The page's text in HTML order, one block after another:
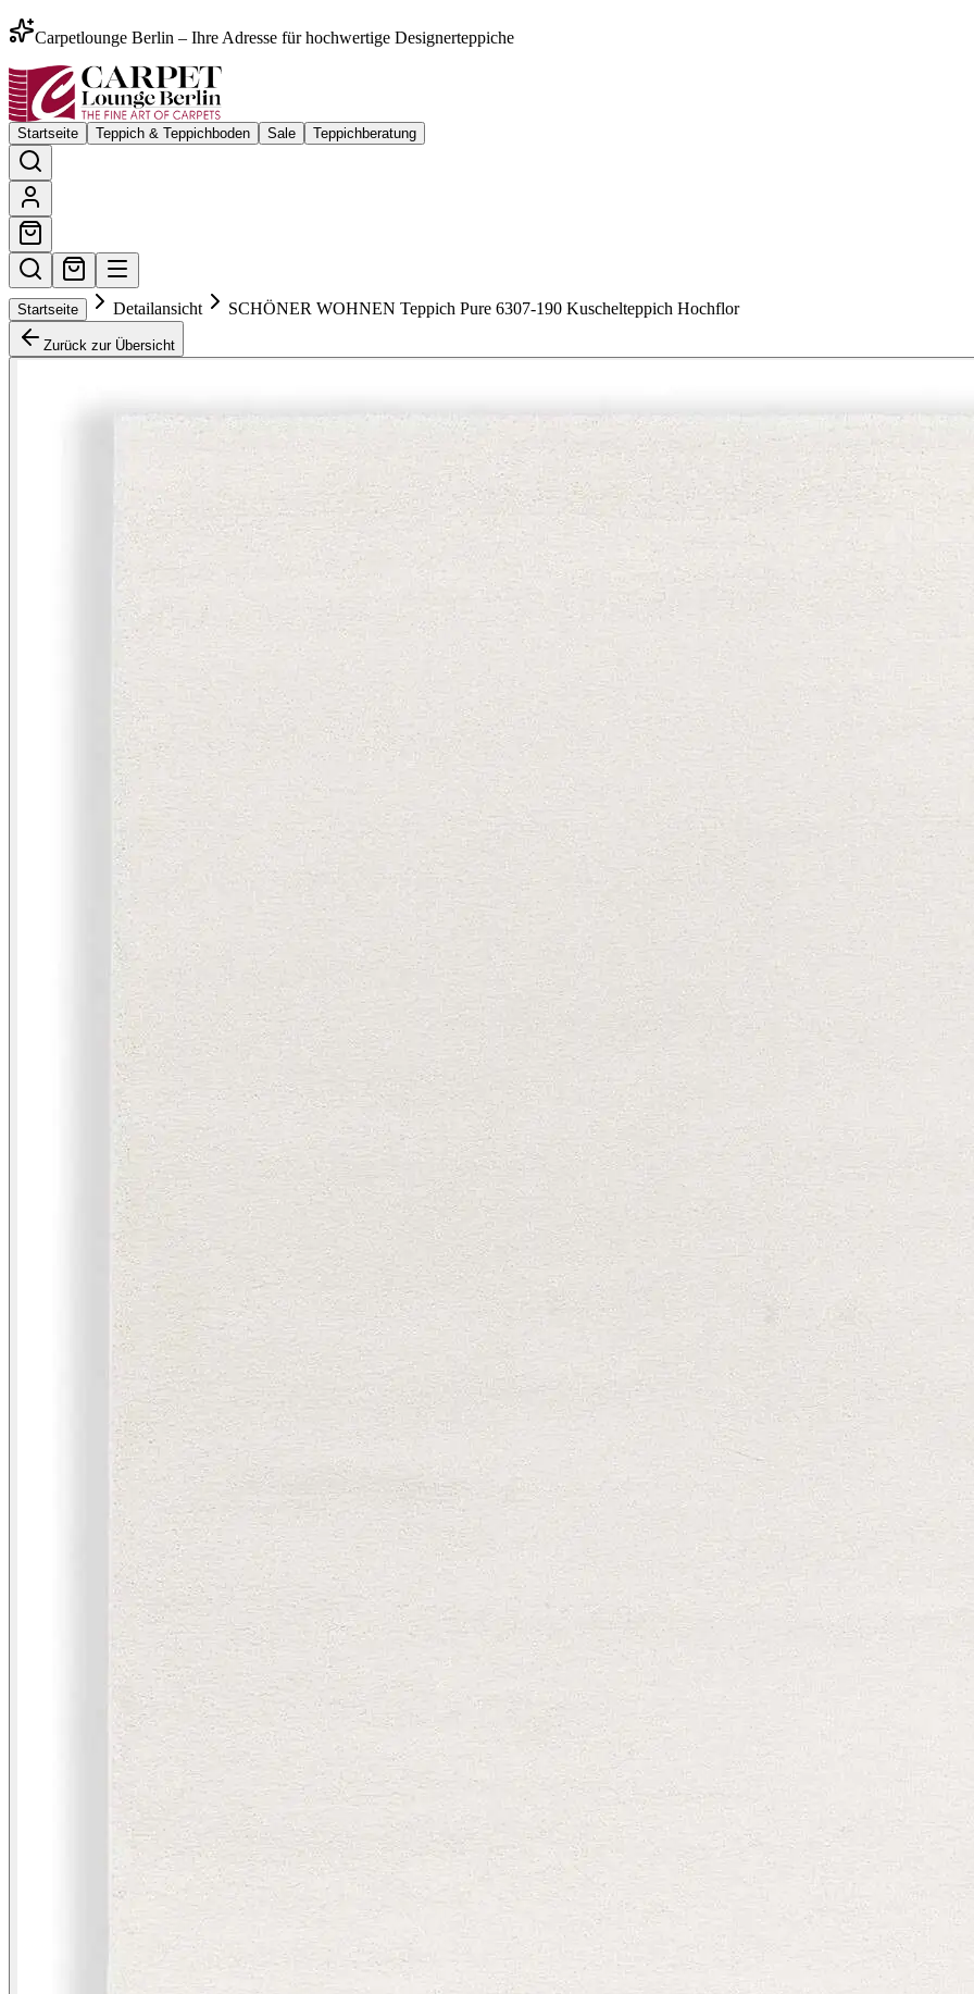
Carpetlounge Berlin – Ihre Adresse für hochwertige Designerteppiche
Startseite Teppich & Teppichboden Sale Teppichberatung
Startseite Detailansicht SCHÖNER WOHNEN Teppich Pure 6307-190 Kuschelteppich Hochflor
Zurück zur Übersicht